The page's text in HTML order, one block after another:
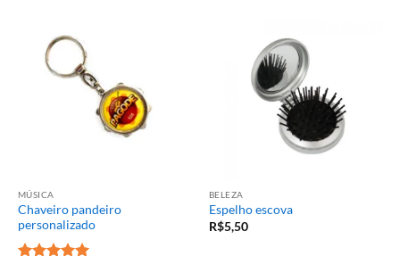
MÚSICA
Chaveiro pandeiro
personalizado
BELEZA
Espelho escova
R$5,50